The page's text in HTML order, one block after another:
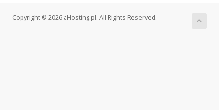
Copyright © 2026 aHosting.pl. All Rights Reserved.